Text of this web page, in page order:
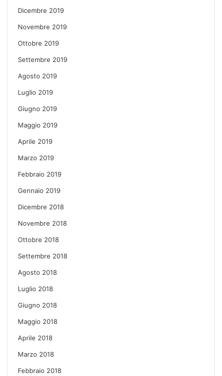
Dicembre 2019
Novembre 2019
Ottobre 2019
Settembre 2019
Agosto 2019
Luglio 2019
Giugno 2019
Maggio 2019
Aprile 2019
Marzo 2019
Febbraio 2019
Gennaio 2019
Dicembre 2018
Novembre 2018
Ottobre 2018
Settembre 2018
Agosto 2018
Luglio 2018
Giugno 2018
Maggio 2018
Aprile 2018
Marzo 2018
Febbraio 2018